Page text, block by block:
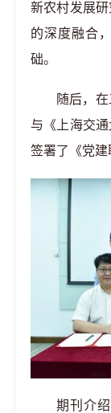
新农村发展
的深度融合
础。
随后，
与《上海交
签署了《党建
期刊介